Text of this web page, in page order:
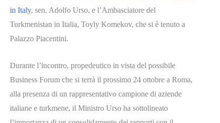
in Italy, sen. Adolfo Urso, e l’Ambasciatore del
Turkmenistan in Italia, Toyly Komekov, che si è tenuto a
Palazzo Piacentini.
Durante l’incontro, propedeutico in vista del possibile
Business Forum che si terrà il prossimo 24 ottobre a Roma,
alla presenza di un rappresentativo campione di aziende
italiane e turkmene, il Ministro Urso ha sottolineato